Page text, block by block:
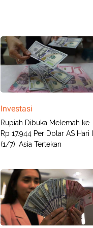
Investasi
Rupiah Dibuka Melemah ke
Rp 17.944 Per Dolar AS Hari
(1/7), Asia Tertekan